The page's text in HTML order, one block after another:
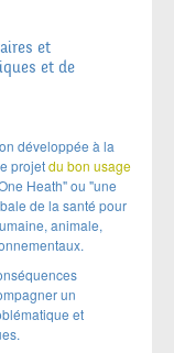
et
et de
développée à la
projetdu bon usage
Heath" ou "une
de la santé pour
animale,
un
et